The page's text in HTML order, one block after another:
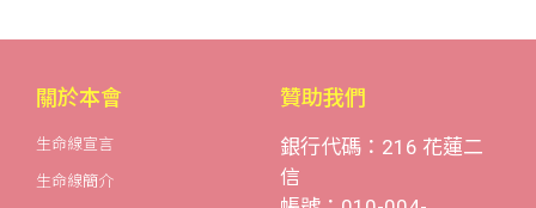
關於本會
生命線宣言
生命線簡介
贊助我們
銀行代碼：216 花蓮二
信